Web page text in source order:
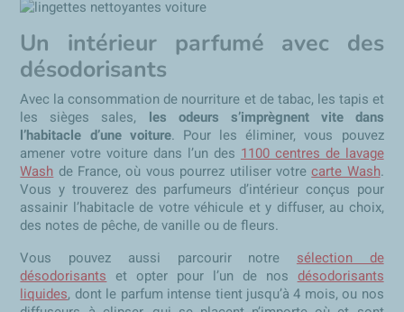
Un intérieur parfumé avec des
désodorisants
Avec la consommation de nourriture et de tabac, les tapis et
les sièges sales, les odeurs s’imprègnent vite dans
l’habitacle d’une voiture. Pour les éliminer, vous pouvez
amener votre voiture dans l’un des 1100 centres de lavage
Wash de France, où vous pourrez utiliser votrecarte Wash.
Vous y trouverez des parfumeurs d’intérieur conçus pour
assainir l’habitacle de votre véhicule et y diffuser, au choix,
des notes de pêche, de vanille ou de fleurs.
Vous pouvez aussi parcourir notre sélection de
désodorisants et opter pour l’un de nos désodorisants
liquides, dont le parfum intense tient jusqu’à 4 mois, ou nos